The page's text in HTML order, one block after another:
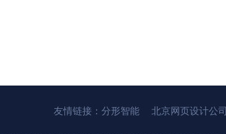
友情链接： 分形智能 北京网页设计公司